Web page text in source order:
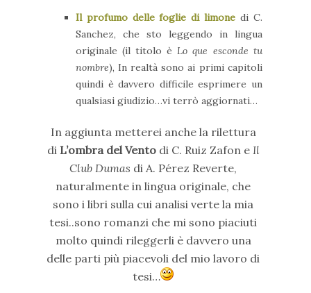
Il profumo delle foglie di limone di C.
Sanchez, che sto leggendo in lingua
originale (il titolo èLo que esconde tu
nombre), In realtà sono ai primi capitoli
quindi è davvero difficile esprimere un
qualsiasi giudizio…vi terrò aggiornati…
In aggiunta metterei anche la rilettura
di L’ombra del Ventodi C. Ruiz Zafon e Il
Club Dumas di A. Pérez Reverte,
naturalmente in lingua originale, che
sono i libri sulla cui analisi verte la mia
tesi..sono romanzi che mi sono piaciuti
molto quindi rileggerli è davvero una
delle parti più piacevoli del mio lavoro di
tesi…